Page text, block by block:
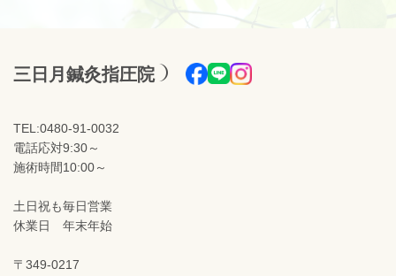
三日月鍼灸指圧院
TEL:0480-91-0032
電話応対9:30～
施術時間10:00～
土日祝も毎日営業
休業日 年末年始
〒349-0217